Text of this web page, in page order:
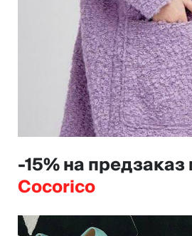
-15% на
Cocorico